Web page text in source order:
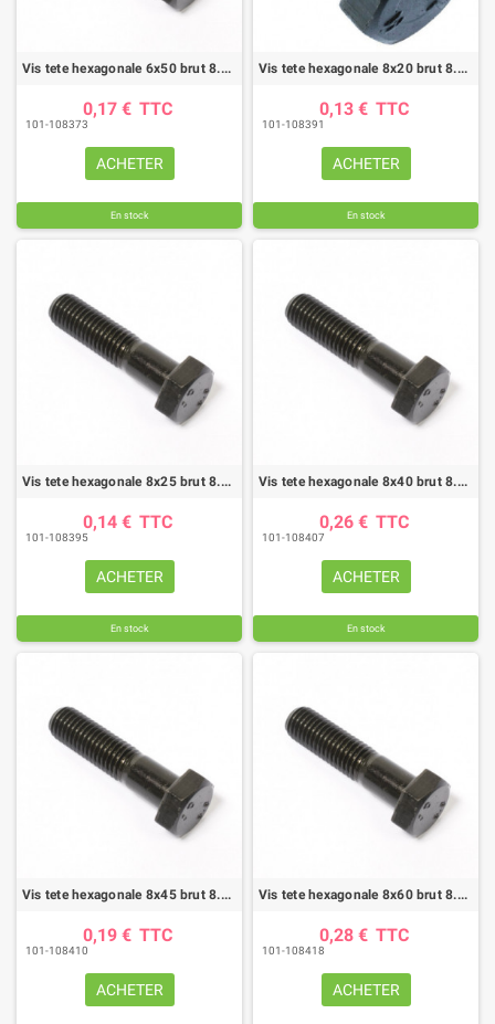
Vis tete hexagonale 6x50 brut 8.8 fp (boite de 100)
0,17 € TTC
101-108373
ACHETER
En stock
Vis tete hexagonale 8x20 brut 8.8 ft (boite de 200)
0,13 € TTC
101-108391
ACHETER
En stock
Vis tete hexagonale 8x25 brut 8.8 ft (boite de 200)
0,14 € TTC
101-108395
ACHETER
En stock
Vis tete hexagonale 8x40 brut 8.8 fp (boite de 100)
0,26 € TTC
101-108407
ACHETER
En stock
Vis tete hexagonale 8x45 brut 8.8 fp (boite de 100)
0,19 € TTC
101-108410
ACHETER
Vis tete hexagonale 8x60 brut 8.8 fp (boite de 100)
0,28 € TTC
101-108418
ACHETER